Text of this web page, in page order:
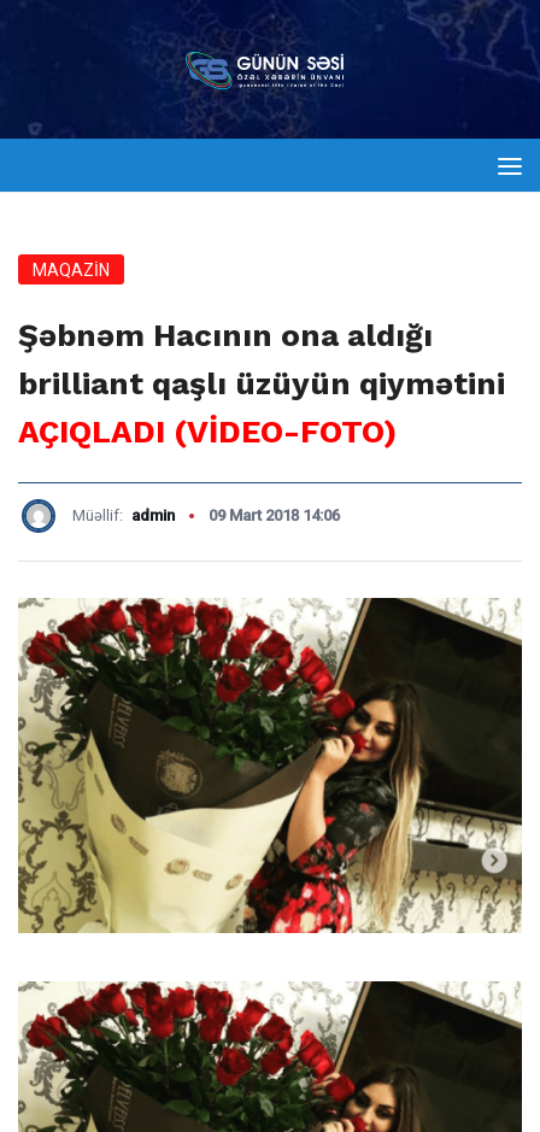
MAQAZİN
Şəbnəm Hacının ona aldığı
brilliant qaşlı üzüyün qiymətini
AÇIQLADI (VİDEO-FOTO)
Müəllif: admin 09 Mart 2018 14:06